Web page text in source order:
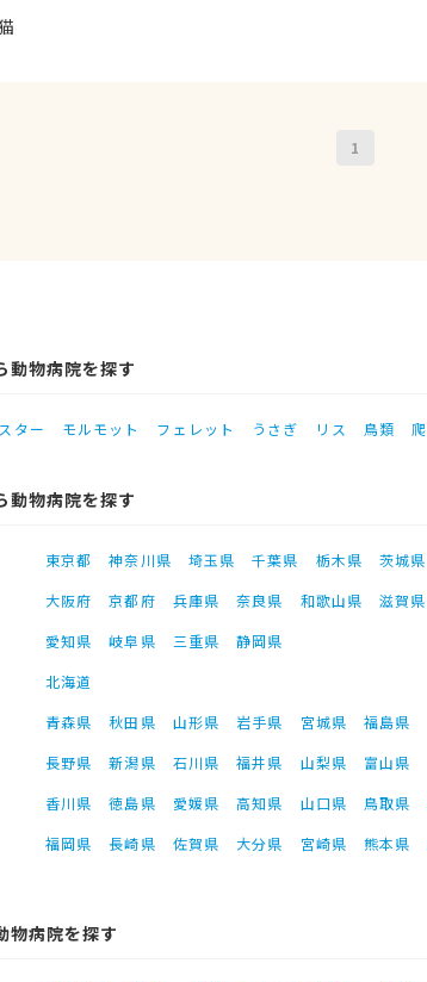
1
動物病院を探す
ター モルモット フェレット うさぎ リス 鳥類
動物病院を探す
東京都 神奈川県 埼玉県 千葉県 栃木県 茨城県
大阪府 京都府 兵庫県 奈良県 和歌山県
滋賀県
愛知県 岐阜県 三重県
静岡県
北海道
青森県 秋田県 山形県 岩手県 宮城県
福島県
長野県 新潟県 石川県 福井県 山梨県
富山県
香川県 徳島県 愛媛県 高知県 山口県 鳥取県
福岡県 長崎県 佐賀県 大分県 宮崎県 熊本県
物病院を探す